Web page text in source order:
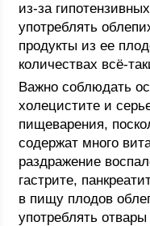
из-за
употреблять
продукты из ее
количествах всё-
Важно соблюдать
холецистите и
пищеварения,
содержат много
раздражение
гастрите,
в пищу плодов
употреблять